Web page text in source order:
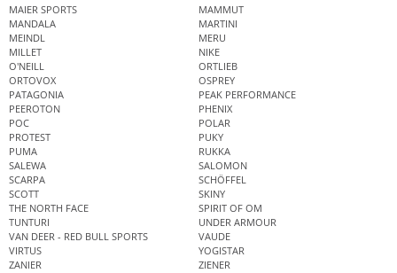
MAIER SPORTS
MAMMUT
MANDALA
MARTINI
MEINDL
MERU
MILLET
NIKE
O'NEILL
ORTLIEB
ORTOVOX
OSPREY
PATAGONIA
PEAK PERFORMANCE
PEEROTON
PHENIX
POC
POLAR
PROTEST
PUKY
PUMA
RUKKA
SALEWA
SALOMON
SCARPA
SCHÖFFEL
SCOTT
SKINY
THE NORTH FACE
SPIRIT OF OM
TUNTURI
UNDER ARMOUR
VAN DEER - RED BULL SPORTS
VAUDE
VIRTUS
YOGISTAR
ZANIER
ZIENER